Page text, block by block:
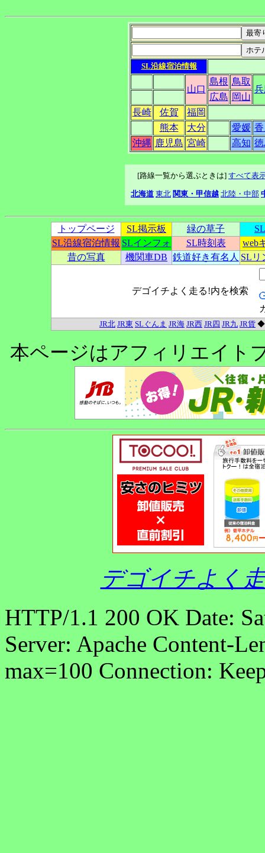
SL沿線宿泊情報
山口
島根 鳥取
広島 岡山
長崎
佐賀
福岡
熊本
大分 愛媛
沖縄 鹿児島 宮崎 高知
[路線一覧から選ぶときは] すべて表
北海道 東北 関東・甲信越 北陸・中部
トップページ SL掲示板 緑の草子
SL沿線宿泊情報 SLインフォ SL時刻表
web
昔の写真
機関車DB 鉄道好き有名人 SLリ
デゴイチよく走る!内を検索
JR北 JR東 SLぐんま JR海 JR西 JR四 JR九 JR貨
本ページはアフィリエイト
デゴイチよく
HTTP/1.1 200 OK Date:
Server: Apache Content-
max=100 Connection: